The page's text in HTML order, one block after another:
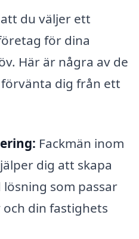
du väljer ett
för dina
Här är några av de
dig från ett
Fackmän inom
dig att skapa
som passar
din fastighets